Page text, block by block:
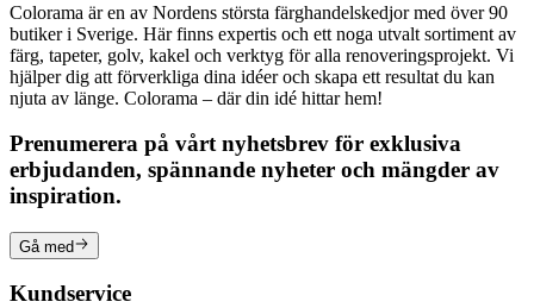
Colorama är en av Nordens största färghandelskedjor med över 90
butiker i Sverige. Här finns expertis och ett noga utvalt sortiment av
färg, tapeter, golv, kakel och verktyg för alla renoveringsprojekt. Vi
hjälper dig att förverkliga dina idéer och skapa ett resultat du kan
njuta av länge. Colorama – där din idé hittar hem!
Prenumerera på vårt nyhetsbrev för exklusiva
erbjudanden, spännande nyheter och mängder av
inspiration.
Gå med
Kundservice